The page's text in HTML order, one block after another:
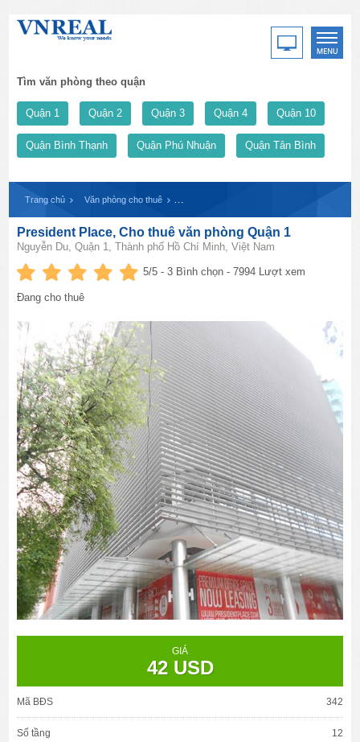
Tìm văn phòng theo quận
Quận 1 Quận 2 Quận 3 Quận 4 Quận 10
Quận Bình Thạnh Quận Phú Nhuận Quận Tân Bình
Trang chủ Văn phòng cho thuê
President Place, Cho thuê văn phòng Quận 1
Nguyễn Du, Quận 1, Thành phố Hồ Chí Minh, Việt Nam
5/5 -3 Bình chọn - 7994 Lượt xem
Đang cho thuê
GIÁ
42 USD
Mã BĐS 342
Số tầng 12